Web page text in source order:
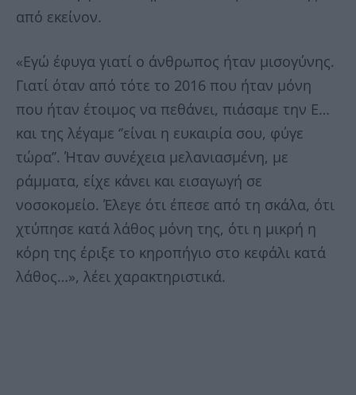
από εκείνον.
«Εγώ έφυγα γιατί ο άνθρωπος ήταν μισογύνης.
Γιατί όταν από τότε το 2016 που ήταν μόνη
που ήταν έτοιμος να πεθάνει, πιάσαμε την Ε…
και της λέγαμε ‘’είναι η ευκαιρία σου, φύγε
τώρα’’. Ήταν συνέχεια μελανιασμένη, με
ράμματα, είχε κάνει και εισαγωγή σε
νοσοκομείο. Έλεγε ότι έπεσε από τη σκάλα, ότι
χτύπησε κατά λάθος μόνη της, ότι η μικρή η
κόρη της έριξε το κηροπήγιο στο κεφάλι κατά
λάθος…», λέει χαρακτηριστικά.